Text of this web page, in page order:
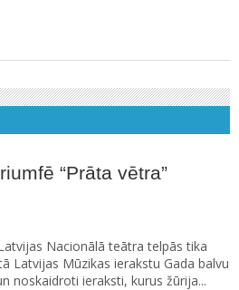
“Prāta vētra”
Nacionālā teātra telpās tika
Latvijas Mūzikas ierakstu Gada balvu
noskaidroti ieraksti, kurus žūrija...